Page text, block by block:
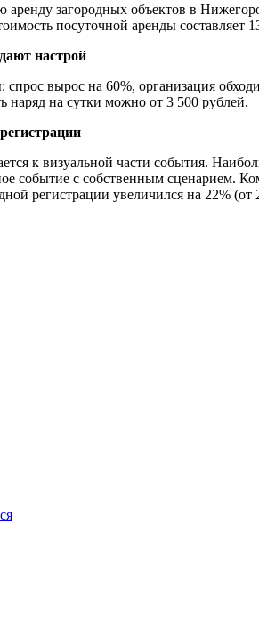
загородных объектов в
посуточной аренды составляет
настрой
вырос на 60%, организация
наряд на сутки можно от 3 500 рублей.
к визуальной части события.
событие с собственным сценарием.
регистрации увеличился на 22%